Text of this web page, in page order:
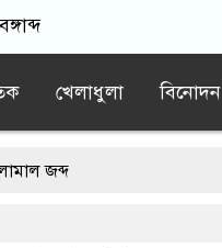
খেলাধুলা বিনোদন